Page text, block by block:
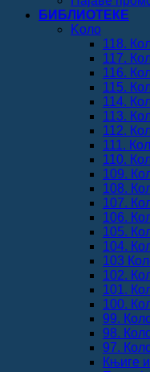
БИБЛИОТЕКЕ
Koло
118.
117.
116.
115.
114.
113.
112.
111.
110.
109.
108.
107.
106.
105.
104.
103
102.
101.
100.
99.
98.
97.
Књиге